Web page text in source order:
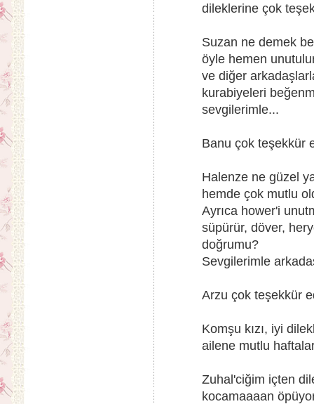
dileklerine çok
Suzan ne demek
öyle hemen
ve diğer
kurabiyeleri
sevgilerimle...
Banu çok teşekkür
Halenze ne güzel
hemde çok mutlu
Ayrıca hower'i
süpürür, döver,
doğrumu?
Sevgilerimle
Arzu çok teşekkür
Komşu kızı, iyi
ailene mutlu
Zuhal'ciğim içten
kocamaaaan